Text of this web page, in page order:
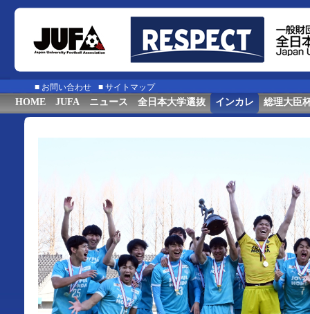
■ お問い合わせ ■ サイトマップ
HOME JUFA ニュース 全日本大学選抜 インカレ 総理大臣